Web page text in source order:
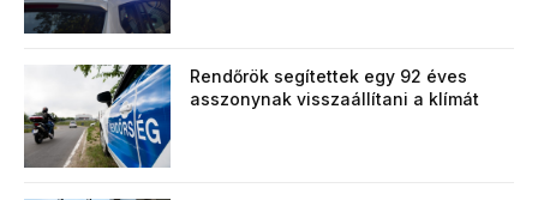
Rendőrök segítettek egy 92 éves
asszonynak visszaállítani a klímát